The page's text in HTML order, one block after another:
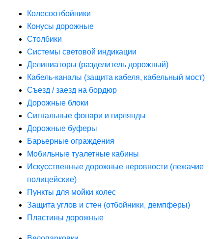
Колесоотбойники
Конусы дорожные
Столбики
Системы световой индикации
Делиниаторы (разделитель дорожный)
Кабель-каналы (защита кабеля, кабельный мост)
Съезд / заезд на бордюр
Дорожные блоки
Сигнальные фонари и гирлянды
Дорожные буферы
Барьерные ограждения
Мобильные туалетные кабины
Искусственные дорожные неровности (лежачие
полицейские)
Пункты для мойки колес
Защита углов и стен (отбойники, демпферы)
Пластины дорожные